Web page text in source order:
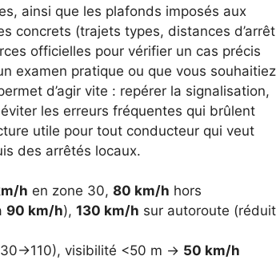
ainsi que les plafonds imposés aux
concrets (trajets types, distances d’arrêt
officielles pour vérifier un cas précis
examen pratique ou que vous souhaitiez
d’agir vite : repérer la signalisation,
les erreurs fréquentes qui brûlent
utile pour tout conducteur qui veut
des arrêtés locaux.
h en zone 30, 80 km/h hors
90 km/h), 130 km/h sur autoroute (réduit
visibilité <50 m → 50 km/h